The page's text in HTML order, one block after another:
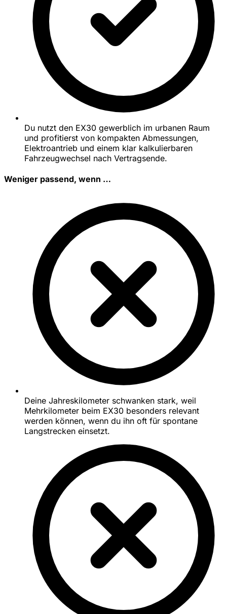
Du nutzt den EX30 gewerblich im urbanen Raum
und profitierst von kompakten Abmessungen,
Elektroantrieb und einem klar kalkulierbaren
Fahrzeugwechsel nach Vertragsende.
Weniger passend, wenn …
Deine Jahreskilometer schwanken stark, weil
Mehrkilometer beim EX30 besonders relevant
werden können, wenn du ihn oft für spontane
Langstrecken einsetzt.